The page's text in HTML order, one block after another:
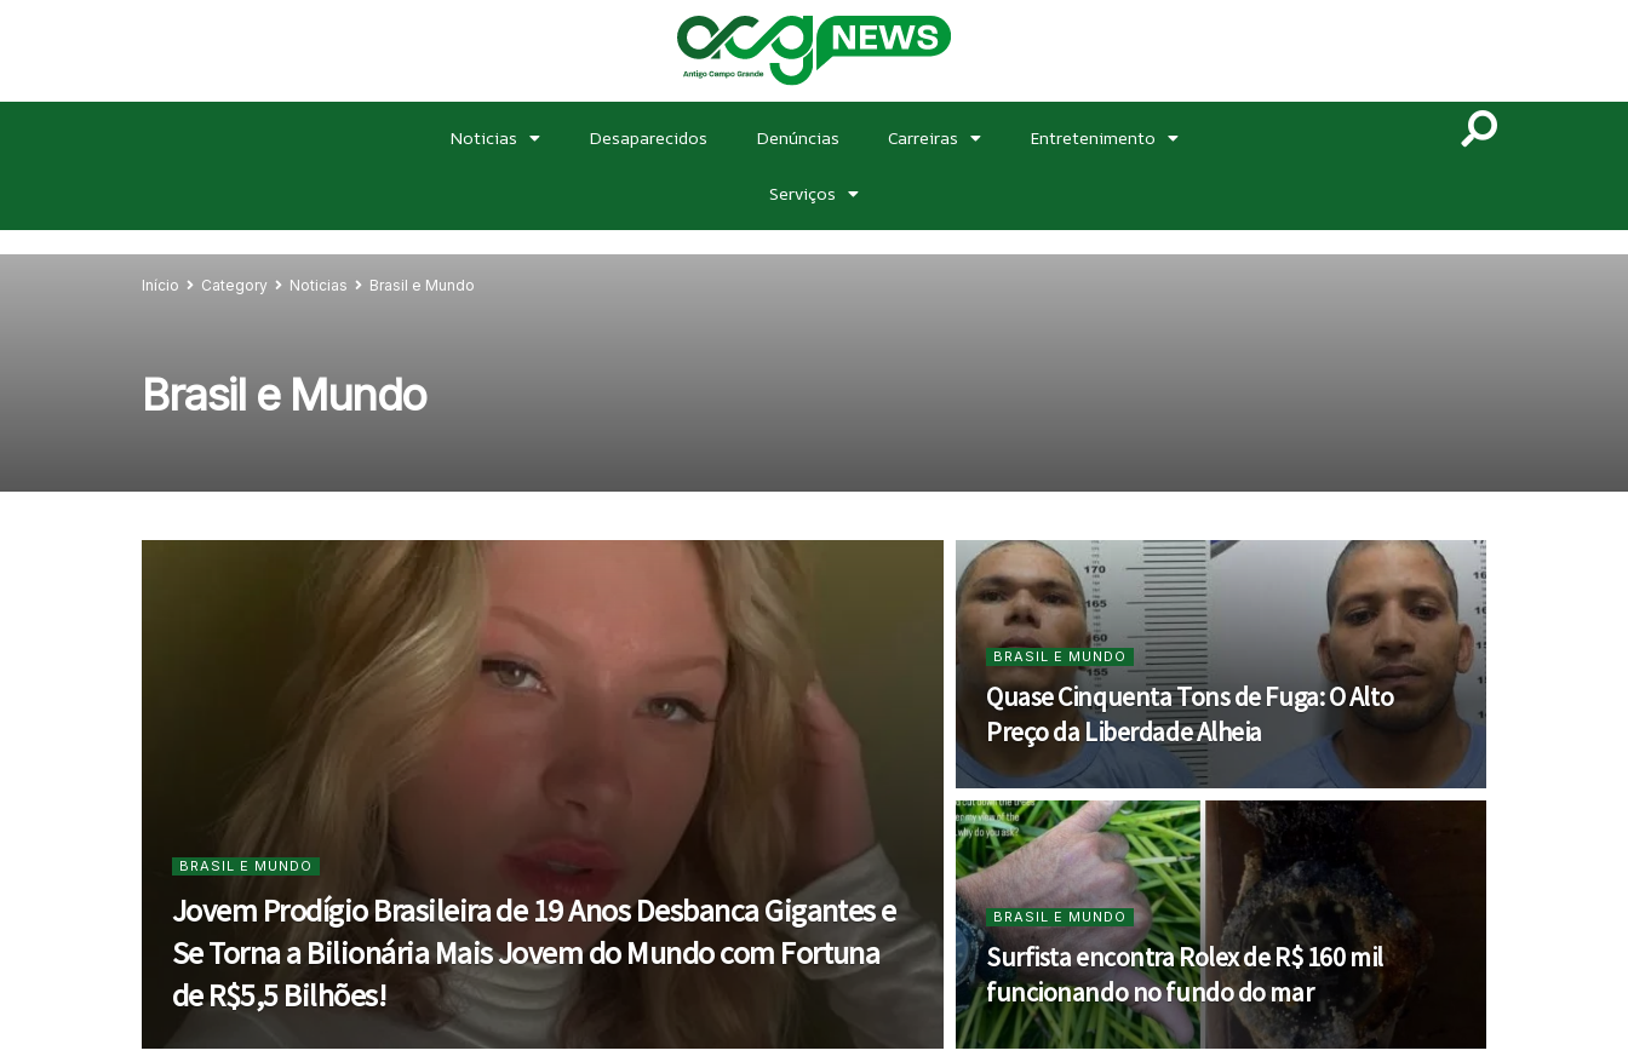
Noticias Desaparecidos Denúncias Carreiras Entretenimento
Serviços
Início Category Noticias Brasil e Mundo
Brasil e Mundo
BRASIL E MUNDO
Jovem Prodígio Brasileira de 19 Anos Desbanca Gigantes e
Se Torna a Bilionária Mais Jovem do Mundo com Fortuna
de R$5,5 Bilhões!
BRASIL E MUNDO
Quase Cinquenta Tons de Fuga: O Alto
Preço da Liberdade Alheia
BRASIL E MUNDO
Surfista encontra Rolex de R$ 160 mil
funcionando no fundo do mar